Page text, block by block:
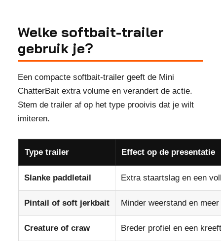
Welke softbait-trailer
gebruik je?
Een compacte softbait-trailer geeft de Mini
ChatterBait extra volume en verandert de actie.
Stem de trailer af op het type prooivis dat je wilt
imiteren.
Type trailer Effect op de presentatie
Slanke paddletail Extra staartslag en een
Pintail of soft jerkbait Minder weerstand en
Creature of craw Breder profiel en een